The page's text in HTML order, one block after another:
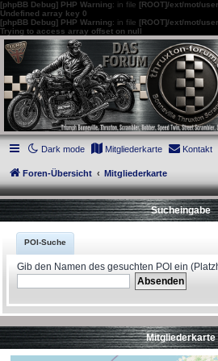
[phpBB Debug] PHP Warning: in file [ROOT]/ext/mot/
Undefined array key 0
[phpBB Debug] PHP Warning: in file [ROOT]/ext/mot/
Trying to access array offset on null
thruxton-
DAS FORUM! Alles rund um die Triumph
die New Bonneville Baureihen ab BJ 2001.
Scrambler, Bobber, Speed Twin, Street
und Speedmaster.
Dark mode
Mitgliederkarte Kontakt
Foren-Übersicht Mitgliederkarte
Sucheingabe
POI-Suche
Gib den Namen des gesuchten POI ein
Mitgliederkarte